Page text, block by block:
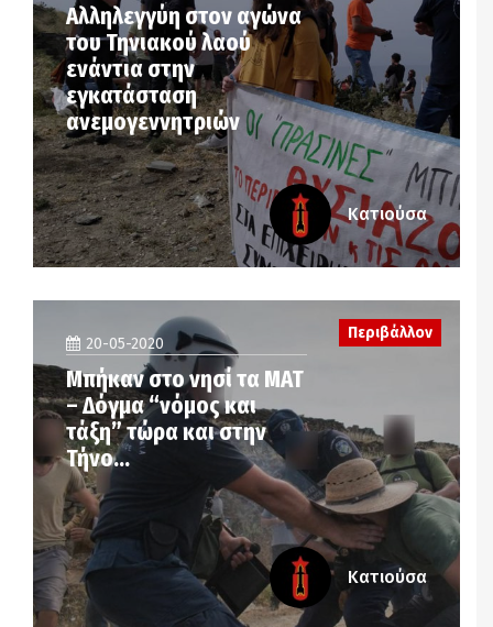
Αλληλεγγύη στον αγώνα
του Τηνιακού λαού
ενάντια στην
εγκατάσταση
ανεμογεννητριών
Κατιούσα
20-05-2020
Μπήκαν στο νησί τα ΜΑΤ
– Δόγμα “νόμος και
τάξη” τώρα και στην
Τήνο…
Περιβάλλον
Κατιούσα